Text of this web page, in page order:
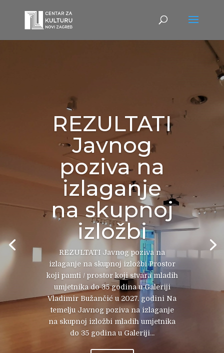
REZULTATI
Javnog
poziva na
izlaganje
na skupnoj
izložbi
REZULTATI Javnog poziva na
izlaganje na skupnoj izložbi Prostor
koji pamti / prostor koji stvara mladih
umjetnika do 35 godina u Galeriji
Vladimir Bužančić u 2027. godini Na
temelju Javnog poziva na izlaganje
na skupnoj izložbi mladih umjetnika
do 35 godina u Galeriji...